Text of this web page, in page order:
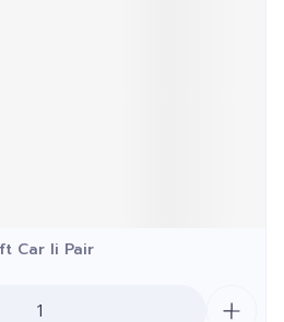
Car Ii Pair